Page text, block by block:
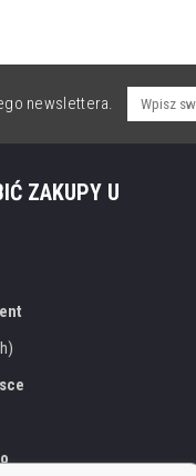
newslettera.
ZAKUPY U